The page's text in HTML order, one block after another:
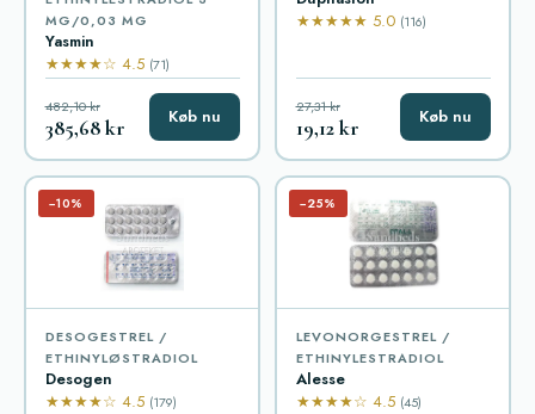
MG/0,03 MG
Yasmin
★★★★☆ 4.5 (71)
482,10 kr
385,68 kr Køb nu
★★★★★ 5.0 (116)
27,31 kr
19,12 kr Køb nu
−10%
DESOGESTREL /
ETHINYLØSTRADIOL
Desogen
★★★★☆ 4.5 (179)
−25%
LEVONORGESTREL /
ETHINYLESTRADIOL
Alesse
★★★★☆ 4.5 (45)